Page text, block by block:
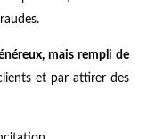
mais rempli de
et par attirer des